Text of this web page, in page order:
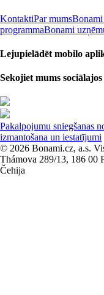
KontaktiPar mums
programmaBonami
Lejupielādēt mobilo
Sekojiet mums
Pakalpojumu sniegšanas
izmantošana un iestatījumi
© 2026 Bonami.cz, a.s.
Thámova 289/13, 186 00
Čehija